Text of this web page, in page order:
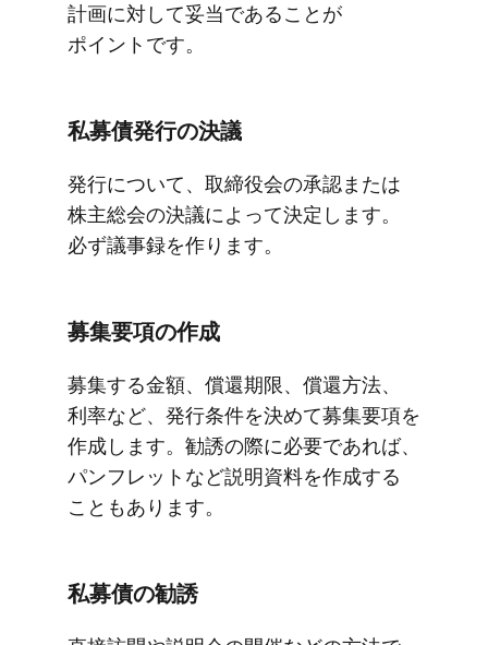
計画に​対して​妥当である​ことが​
ポイントです。
私募債発行の​決議
発行に​ついて、​取締役会の​承認または​
株主総会の​決議に​よって​決定します。​
必ず議事録を​作ります。
募集要項の​作成
募集する​金額、​償還期限、​償還方​法、​
利率など、​発行条件を​決めて​募集要項を​
作成します。​勧誘の​際に​必要で​あれば、​
パンフレットなど​説明資料を​作成する​
こともあります。
私募債の​勧誘